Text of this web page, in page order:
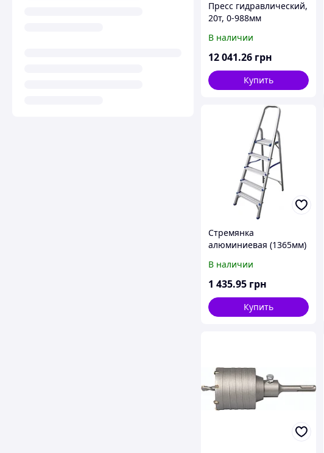
Пресс гидравлический,
20т, 0-988мм
В наличии
12 041.26 грн
Купить
Стремянка
алюминиевая (1365мм)
В наличии
1 435.95 грн
Купить